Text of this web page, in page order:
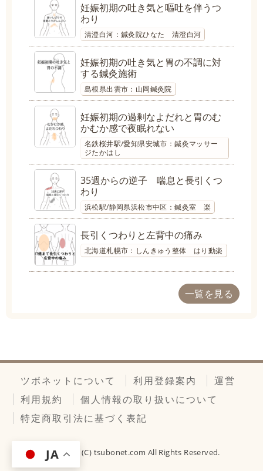
妊娠初期の吐き気と嘔吐を伴うつ
わり
清澄白河：鍼灸院ひなた 清澄白河
妊娠初期の吐き気と胃の不調に対
する鍼灸施術
島根県出雲市：山岡鍼灸院
妊娠初期の過剰なよだれと胃のむ
かむか感で夜眠れない
名鉄桜井駅/愛知県安城市：鍼灸マッサー
ジたかはし
35週からの逆子 喘息と長引くつ
わり
浜松駅/静岡県浜松市中区：鍼灸室 楽
長引くつわりと左背中の痛み
北海道札幌市：しんきゅう整体 はり動楽
一覧を見る
ツボネットについて 利用登録案内
運営
利用規約
個人情報の取り扱いについて
特定商取引法に基づく表記
Copyright (C) tsubonet.com All Rights Reserved.
JA